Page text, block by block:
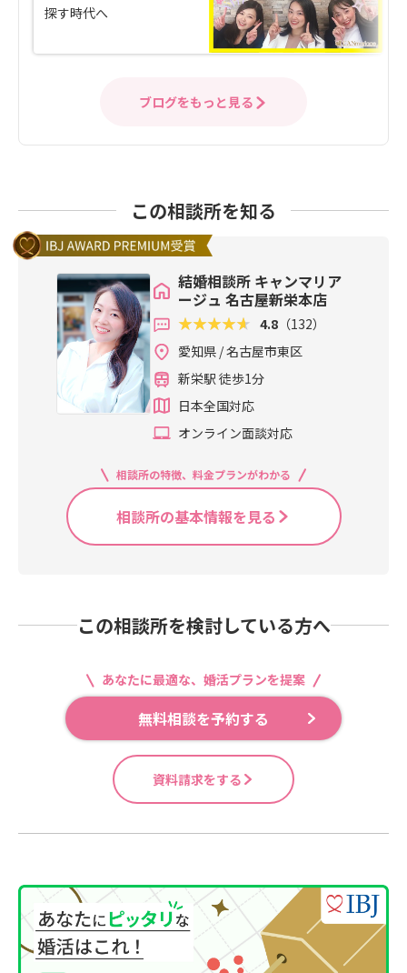
探す時代へ
ブログをもっと見る
この相談所を知る
結婚相談所 キャンマリア
ージュ 名古屋新栄本店
4.8 （132）
愛知県 / 名古屋市東区
新栄駅 徒歩1分
日本全国対応
オンライン面談対応
相談所の特徴、料金プランがわかる
相談所の基本情報を見る
この相談所を検討している方へ
あなたに最適な、婚活プランを提案
無料相談を予約する
資料請求をする